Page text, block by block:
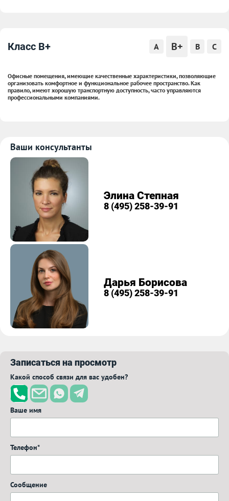
Класс B+ A B+ B C
Офисные помещения, имеющие качественные характеристики, позволяющие
организовать комфортное и функциональное рабочее пространство. Как
правило, имеют хорошую транспортную доступность, часто управляются
профессиональными компаниями.
Ваши консультанты
Элина Степная
8 (495) 258-39-91
Дарья Борисова
8 (495) 258-39-91
Записаться на просмотр
Какой способ связи для вас удобен?
Ваше имя
Телефон*
Сообщение